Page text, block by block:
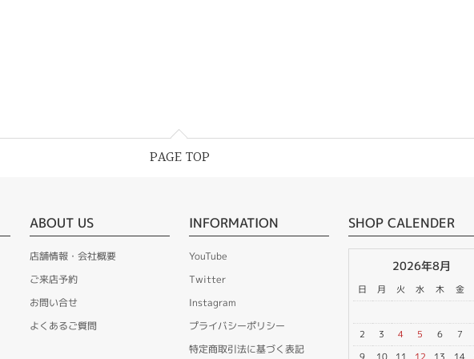
PAGE TOP
ABOUT US
店舗情報・会社概要
ご来店予約
お問い合せ
よくあるご質問
INFORMATION
YouTube
Twitter
Instagram
プライバシーポリシー
特定商取引法に基づく表記
SHOP CALENDER
2026年8月
日 月 火 水 木 金
2
3 4 5 6 7